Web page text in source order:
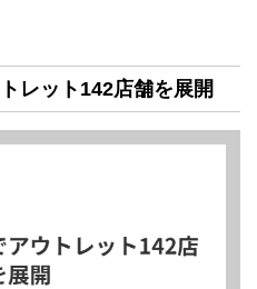
レット142店舗を展開